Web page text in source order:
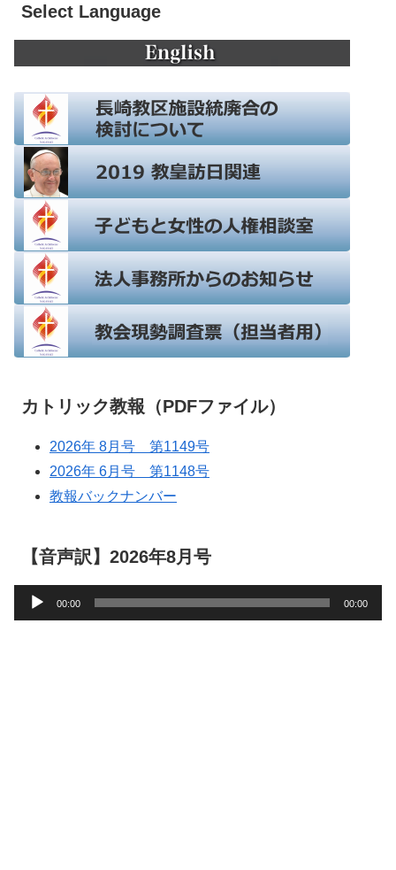
Select Language
カトリック教報（PDFファイル）
2026年 8月号 第1149号
2026年 6月号 第1148号
教報バックナンバー
【音声訳】2026年8月号
声
00:00 00:00